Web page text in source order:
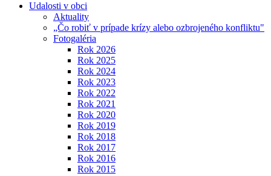
Udalosti v obci
Aktuality
„Čo robiť v prípade krízy alebo ozbrojeného konfliktu"
Fotogaléria
Rok 2026
Rok 2025
Rok 2024
Rok 2023
Rok 2022
Rok 2021
Rok 2020
Rok 2019
Rok 2018
Rok 2017
Rok 2016
Rok 2015